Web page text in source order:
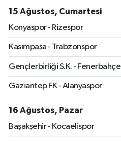
15 Ağustos, Cumartesi
Konyaspor - Rizespor
Kasımpaşa - Trabzonspor
Gençlerbirliği S.K. - Fenerbahçe
Gaziantep FK - Alanyaspor
16 Ağustos, Pazar
Başakşehir - Kocaelispor